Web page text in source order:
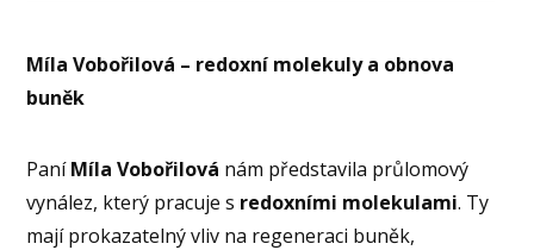
Míla Vobořilová – redoxní molekuly a obnova
buněk
PaníMíla Vobořilová nám představila průlomový
vynález, který pracuje s redoxními molekulami. Ty
mají prokazatelný vliv na regeneraci buněk,